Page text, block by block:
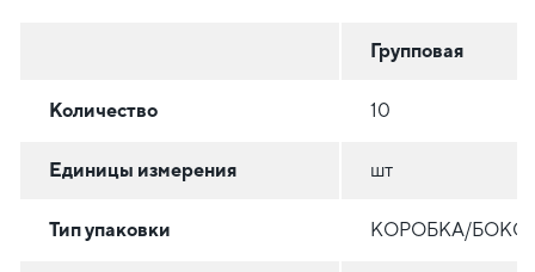
Групповая
Количество 10
Единицы измерения шт
Тип упаковки КОРОБКА/БОКС